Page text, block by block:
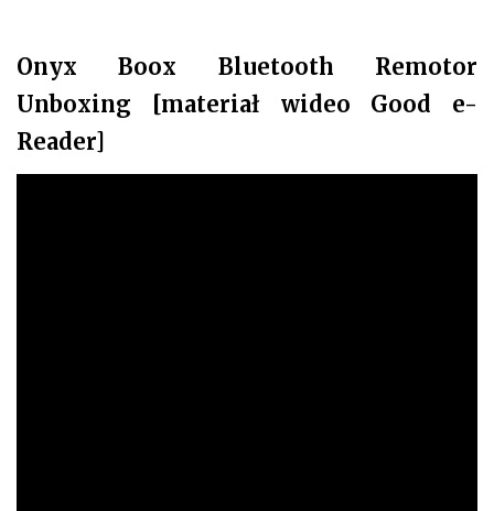
Onyx Boox Bluetooth Remotor
Unboxing [materiał wideo Good e-
Reader]